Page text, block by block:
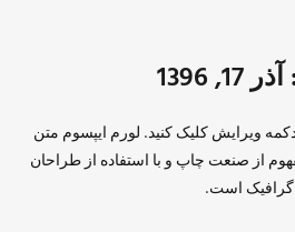
ویرایش کلیک کنید. لورم ایپسوم متن
از صنعت چاپ و با استفاده از طراحان
گرافیک است.